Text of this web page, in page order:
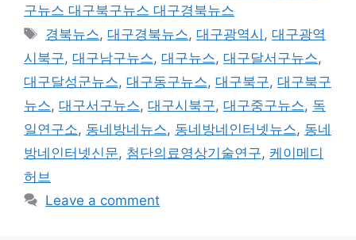
구뉴스 대구북구뉴스 대구경북뉴스
Tags
경북뉴스,대구경북뉴스,대구광역시 ,대구광역
시북구, 대구남구뉴스, 대구뉴스, 대구달서구뉴스,
대구달성군뉴스, 대구동구뉴스, 대구북구, 대구북구
뉴스, 대구서구뉴스, 대구시북구, 대구중구뉴스, 독
일연구소, 동네방네뉴스, 동네방네인터넷뉴스, 동네
방네인터넷신문, 첨단의료영상기술연구, 케이메디
허브
Leave a comment